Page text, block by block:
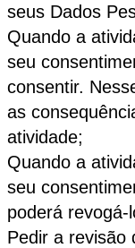
seus Dados
Quando a
seu
consentir.
as
atividade;
Quando a
seu
poderá revogá-
Pedir a revisão